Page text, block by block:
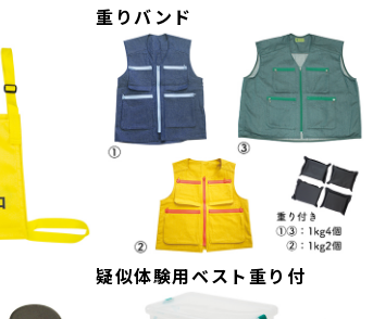
重りバンド
疑似体験用ベスト重り付